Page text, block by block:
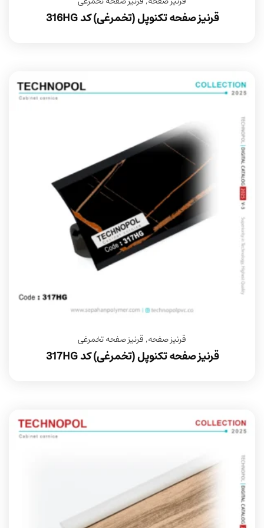
قرنیز صفحه تکنوپل (تخمرغی) کد 316HG
قرنیز صفحه, قرنیز صفحه تخمرغی
قرنیز صفحه تکنوپل (تخمرغی) کد 317HG